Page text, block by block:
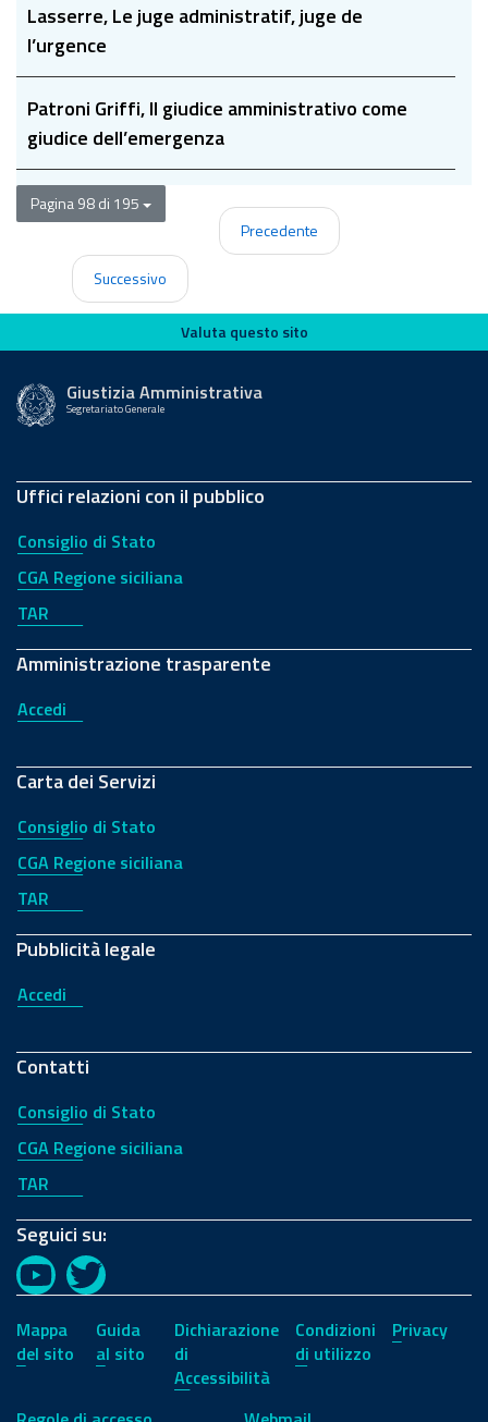
Lasserre, Le juge administratif, juge de
l’urgence
Patroni Griffi, Il giudice amministrativo come
giudice dell’emergenza
Pagina 98 di 195
Precedente
Successivo
Valuta questo sito
Valuta questo sito
Giustizia Amministrativa
Segretariato Generale
Uffici relazioni con il pubblico
Consiglio di Stato
CGA Regione siciliana
TAR
Amministrazione trasparente
Accedi
Carta dei Servizi
Consiglio di Stato
CGA Regione siciliana
TAR
Pubblicità legale
Accedi
Contatti
Consiglio di Stato
CGA Regione siciliana
TAR
Seguici su:
YouTubeTwitter
Mappa
del sito
Guida
al sito
Dichiarazione
di
Accessibilità
Condizioni
di utilizzo
Privacy